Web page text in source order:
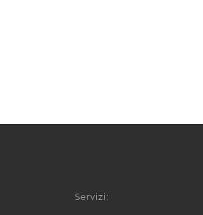
Servizi: